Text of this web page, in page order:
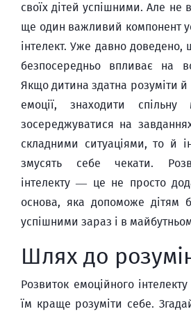
своїх дітей успішними. Але не
ще один важливий компонент
інтелект. Уже давно доведено,
безпосередньо впливає на
Якщо дитина здатна розуміти й
емоції, знаходити
зосереджуватися на
складними ситуаціями, то й
змусять себе чекати.
інтелекту — це не просто
основа, яка допоможе дітям
успішними зараз і в
Шлях до
Розвиток емоційного
їм краще розуміти себе.